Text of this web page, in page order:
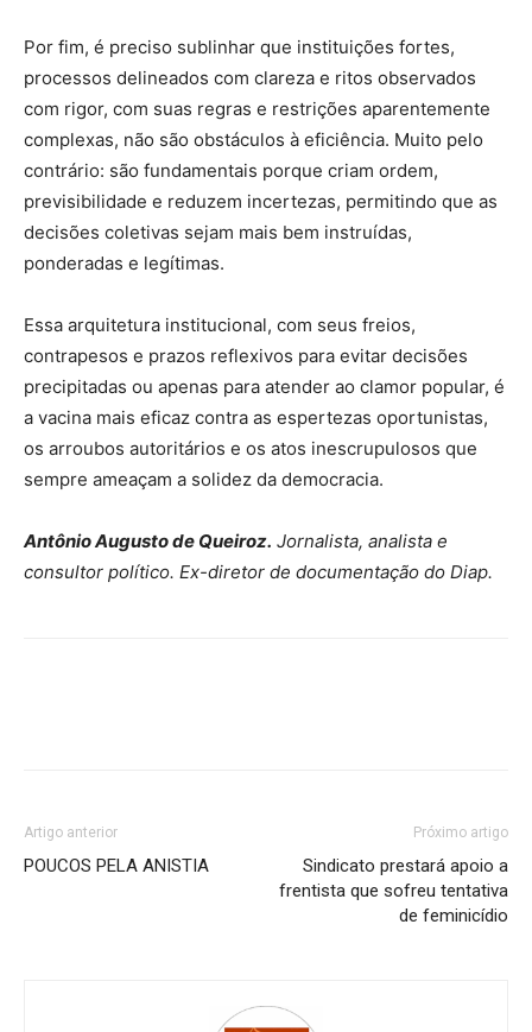
Por fim, é preciso sublinhar que instituições fortes,
processos delineados com clareza e ritos observados
com rigor, com suas regras e restrições aparentemente
complexas, não são obstáculos à eficiência. Muito pelo
contrário: são fundamentais porque criam ordem,
previsibilidade e reduzem incertezas, permitindo que as
decisões coletivas sejam mais bem instruídas,
ponderadas e legítimas.
Essa arquitetura institucional, com seus freios,
contrapesos e prazos reflexivos para evitar decisões
precipitadas ou apenas para atender ao clamor popular, é
a vacina mais eficaz contra as espertezas oportunistas,
os arroubos autoritários e os atos inescrupulosos que
sempre ameaçam a solidez da democracia.
Antônio Augusto de Queiroz. Jornalista, analista e
consultor político. Ex-diretor de documentação do Diap.
Artigo anterior
POUCOS PELA ANISTIA
Próximo artigo
Sindicato prestará apoio a
frentista que sofreu tentativa
de feminicídio